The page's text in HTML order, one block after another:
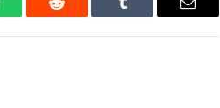
Reddit Tumblr Email